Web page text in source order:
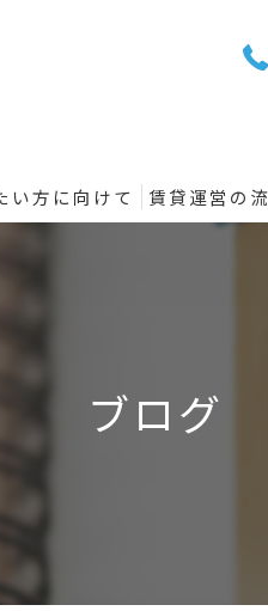
い方に向けて 賃貸運営の
ブログ